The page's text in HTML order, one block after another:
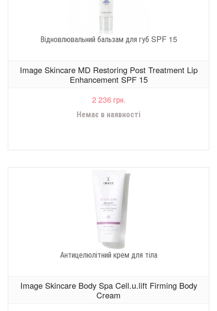
Відновлювальний бальзам для губ SPF 15
Image Skincare MD Restoring Post Treatment Lip
Enhancement SPF 15
2 236 грн.
Немає в наявності
Антицелюлітний крем для тіла
Image Skincare Body Spa Cell.u.lift Firming Body
Cream